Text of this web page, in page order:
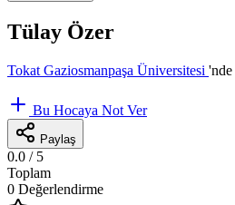
Tülay Özer
Tokat Gaziosmanpaşa Üniversitesi 'nde
Bu Hocaya Not Ver
Paylaş
0.0 / 5
Toplam
0 Değerlendirme